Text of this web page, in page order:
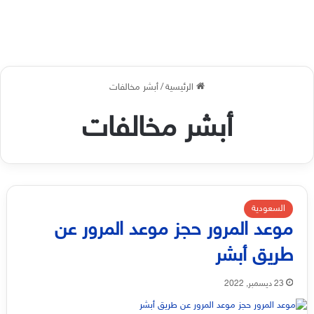
الرئيسية/أبشر مخالفات
أبشر مخالفات
السعودية
موعد المرور حجز موعد المرور عن
طريق أبشر
23 ديسمبر, 2022